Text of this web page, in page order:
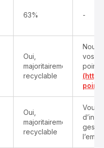
63% -
Oui,
majoritairement
recyclable
Nous
vos
Oui,
majoritairement
recyclable
Vous